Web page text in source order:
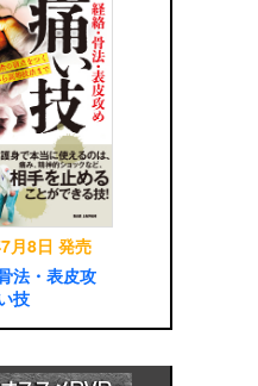
月8日 発売
法・表皮攻
技